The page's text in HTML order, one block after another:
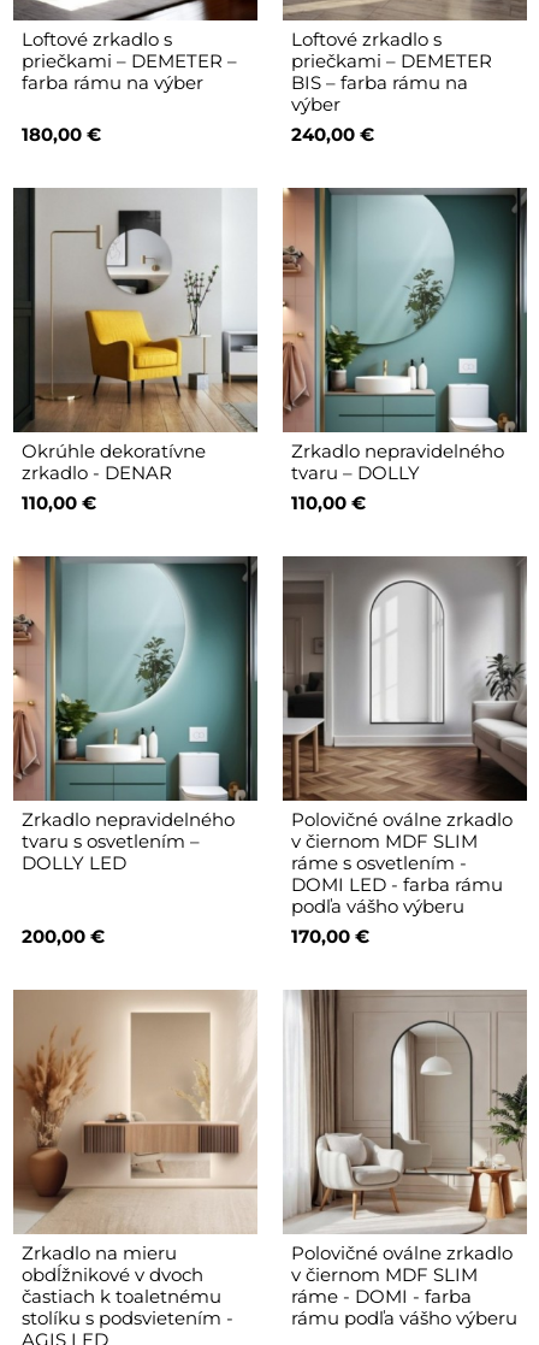
Loftové zrkadlo s
priečkami – DEMETER –
farba rámu na výber
180,00 €
Loftové zrkadlo s
priečkami – DEMETER
BIS – farba rámu na
výber
240,00 €
Okrúhle dekoratívne
zrkadlo - DENAR
110,00 €
Zrkadlo nepravidelného
tvaru – DOLLY
110,00 €
Zrkadlo nepravidelného
tvaru s osvetlením –
DOLLY LED
200,00 €
Polovičné oválne zrkadlo
v čiernom MDF SLIM
ráme s osvetlením -
DOMI LED - farba rámu
podľa vášho výberu
170,00 €
Zrkadlo na mieru
obdĺžnikové v dvoch
častiach k toaletnému
stolíku s podsvietením -
AGIS LED
Polovičné oválne zrkadlo
v čiernom MDF SLIM
ráme - DOMI - farba
rámu podľa vášho výberu